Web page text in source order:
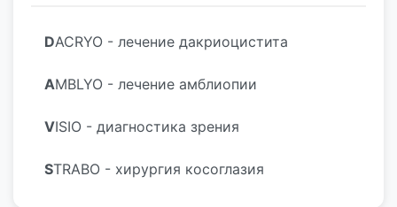
DACRYO - лечение дакриоцистита
AMBLYO - лечение амблиопии
VISIO - диагностика зрения
STRABO - хирургия косоглазия